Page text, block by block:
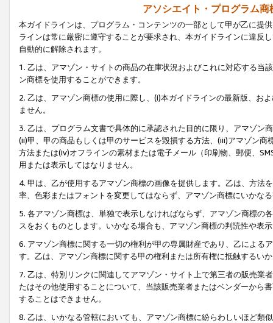
アソシエイト・プログラム
本ガイドラインは、プログラム・コンテンツの一部として甲が乙に提
ラインは常に厳密に遵守することが要求され、本ガイドラインに違反
自動的に解除されます。
1. 乙は、アマゾン・サイトの商品の在庫状況およびこれに対応する
ン商標を使用することができます。
2. 乙は、アマゾン商標の使用に際し、(i)本ガイドラインの最新版、お
ません。
3. 乙は、プログラム文書で具体的に承認された目的に限り、アマゾン
(ii)甲、甲の商品もしくは甲のサービスを毀損する方法、(iii)アマゾン
方法または(iv)オフラインの素材または電子メール（印刷物、郵便、
用または表示してはなりません。
4. 甲は、乙が使用するアマゾン商標の画像を提供します。乙は、方
率、色彩またはフォントを変更してはならず、アマゾン商標にいかな
5. 各アマゾン商標は、単独で表示しなければならず、アマゾン商標
スをおくものとします。いかなる場合も、アマゾン商標の判読性や表
6. アマゾン商標に関する一切の権利が甲の専属財産であり、乙による
す。乙は、アマゾン商標に関する甲の権利または所有権に抵触するい
7. 乙は、特別リンクに関連してアマゾン・サイト上で第三者の販売
たはその他使用することについて、当該販売業者またはベンダーから
することはできません。
8. 乙は、いかなる管轄においても、アマゾン商標に紛らわしいほど類